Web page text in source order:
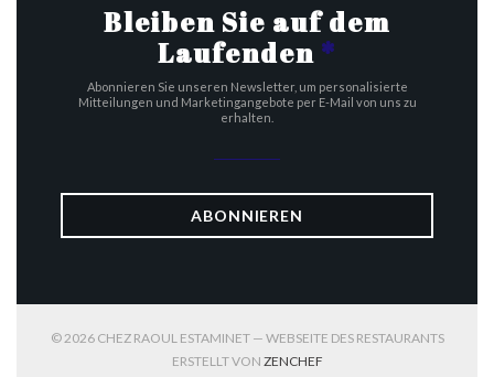
Bleiben Sie auf dem
Laufenden *
Abonnieren Sie unseren Newsletter, um personalisierte
Mitteilungen und Marketingangebote per E-Mail von uns zu
erhalten.
ABONNIEREN
© 2026 CHEZ RAOUL ESTAMINET — WEBSEITE DES RESTAURANTS
ERSTELLT VON ZENCHEF((ÖFFNET EIN NEUES